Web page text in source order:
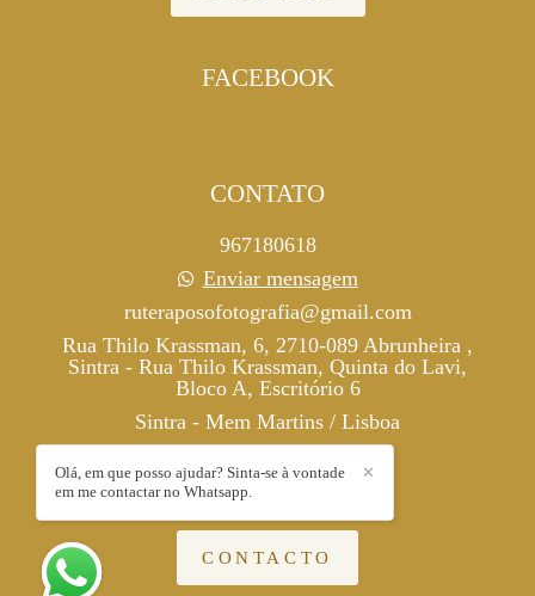
FACEBOOK
CONTATO
967180618
Enviar mensagem
ruteraposofotografia@gmail.com
Rua Thilo Krassman, 6, 2710-089 Abrunheira ,
Sintra - Rua Thilo Krassman, Quinta do Lavi,
Bloco A, Escritório 6
Sintra - Mem Martins / Lisboa
CONTACTO
✕
Olá, em que posso ajudar? Sinta-se à vontade
em me contactar no Whatsapp.